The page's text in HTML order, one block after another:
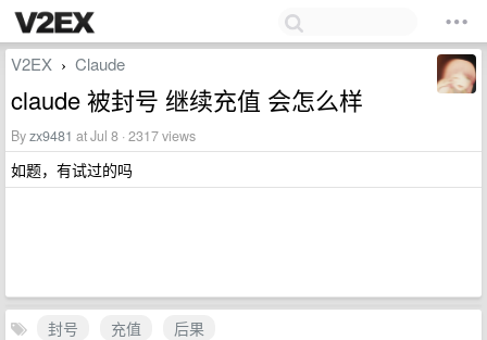
V2EX › Claude
claude 被封号 继续充值 会怎么样
Byzx9481 at Jul 8 · 2317 views
如题，有试过的吗
封号 充值
后果